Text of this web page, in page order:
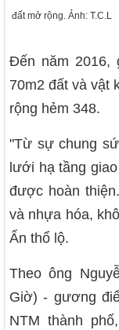
đất mở rộng. Ảnh: T.C.L
Đến năm 2016,
70m2 đất và vật
rộng hẻm 348.
"Từ sự chung
lưới hạ tầng
được hoàn
và nhựa hóa,
Ẩn thổ lộ.
Theo ông
Giờ) - gương
NTM thành